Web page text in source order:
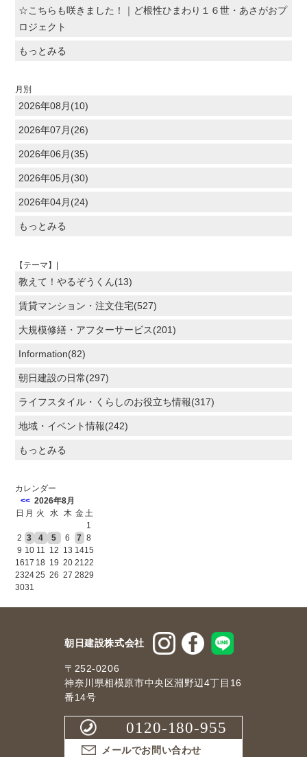
☆こちらも咲きました！｜ど根性ひまわり１６世・あさがおプ
ロジェクト
もっとみる
月別
2026年08月(10)
2026年07月(26)
2026年06月(35)
2026年05月(30)
2026年04月(24)
もっとみる
【テーマ】|
教えて！やるぞうくん(13)
賃貸マンション・注文住宅(527)
大規模修繕・アフターサービス(201)
Information(82)
朝日建設の日常(297)
ライフスタイル・くらしのお役立ち情報(317)
地域・イベント情報(242)
もっとみる
カレンダー
<< 2026年8月
日 月 火 水 木 金土
1
2 3 4 5 6 7 8
9 10 11 12 13 1415
1617 18 19 20 2122
232425 26 27 2829
3031
朝日建設株式会社
〒252-0206
神奈川県相模原市中央区淵野辺4丁目16
番14号
0120-180-955
メールでお問い合わせ